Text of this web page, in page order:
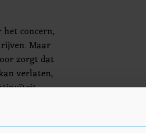
concern,
Maar
zorgt dat
verlaten,
tijd al